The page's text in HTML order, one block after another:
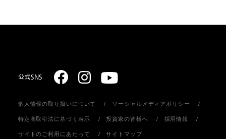
お届けについて
返品・キャンセル
公式SNS
個人情報の取り扱いについて ソーシャルメディアポリシー
特定商取引法に基づく表示 投資家の皆様へ 採用情報
サイトのご利用にあたって サイトマップ